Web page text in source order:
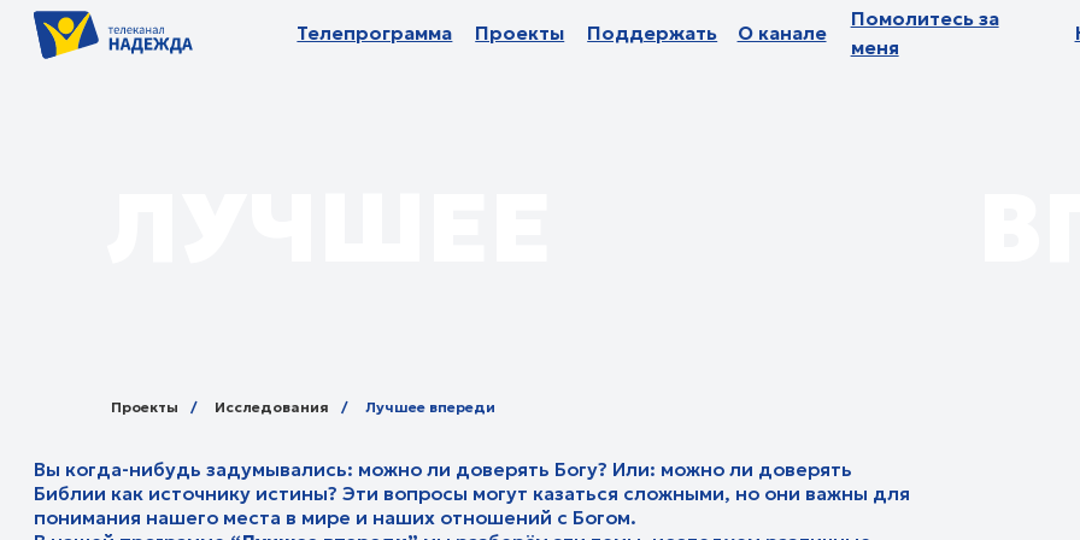
Телепрограмма Проекты Поддержать О канале
Помолитесь за
меня
Новости
Телепрограмма Проекты Поддержать О канале
Помолитесь за
меня
Новости
Проекты / Исследования / Лучшее впереди
Вы когда-нибудь задумывались: можно ли доверять Богу? Или: можно ли доверять
понимания нашего места в мире и наших отношений с Богом.
В нашей программе “Лучшее впереди”
мы разберём эти темы, исследуем различные
точки зрения и попытаемся найти ответы. Мы обсудим аргументы за и против, а также
посмотрим на то, как эти вопросы влияют на нашу жизнь и веру.